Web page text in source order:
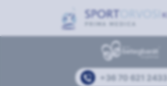
+36 70 621 2433